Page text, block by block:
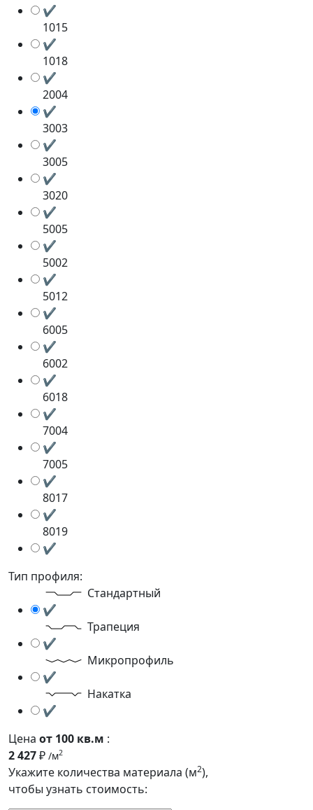
✔
1015
✔
1018
✔
2004
✔
3003
✔
3005
✔
3020
✔
5005
✔
5002
✔
5012
✔
6005
✔
6002
✔
6018
✔
7004
✔
7005
✔
8017
✔
8019
✔
Тип профиля:
Стандартный
✔
Трапеция
✔
Микропрофиль
✔
Накатка
✔
Цена от 100 кв.м :
2 427₽ /м2
Укажите количества материала (м2),
чтобы узнать стоимость: